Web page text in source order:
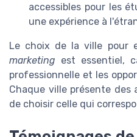
accessibles pour les
une expérience à
Le choix de la ville pour
marketing est essentiel,
professionnelle et les
Chaque ville présente
de choisir celle qui